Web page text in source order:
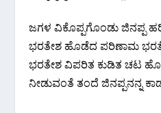
ಜಗಳ ವಿಕೊಪ್ಪಗೊಂಡು ಜಿನಪ್ಪ
ಭರತೇಶ ಹೊಡೆದ ಪರಿಣಾಮ
ಭರತೇಶ ವಿಪರಿತ ಕುಡಿತ ಚಟ
ನೀಡುವಂತೆ ತಂದೆ ಜಿನಪ್ಪನನ್ನ